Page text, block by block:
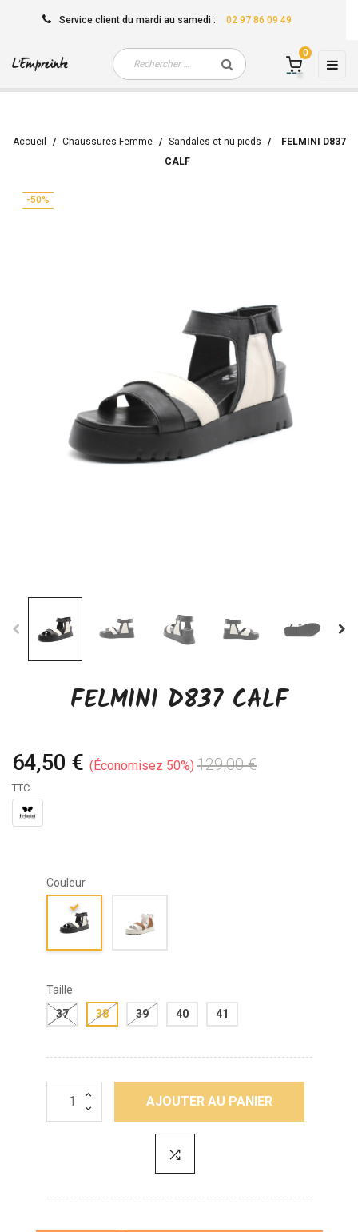
Service client du mardi au samedi : 02 97 86 09 49
☰
0
Accueil Chaussures Femme Sandales et nu-pieds
FELMINI D837
CALF
-50%
FELMINI D837 CALF
64,50 € Économisez 50% 129,00 €
TTC
Couleur
Taille
37
38 39 40 41
AJOUTER AU PANIER